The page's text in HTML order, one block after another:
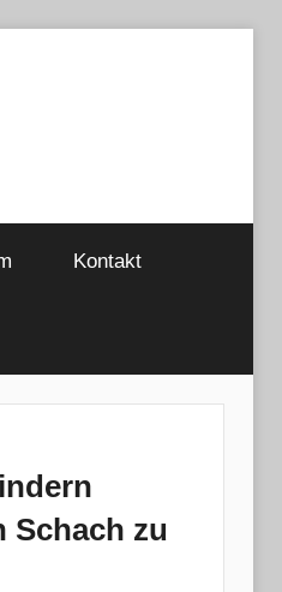
Kontakt
Schach zu